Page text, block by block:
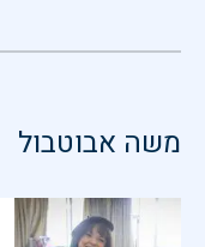
משה אבוטבול